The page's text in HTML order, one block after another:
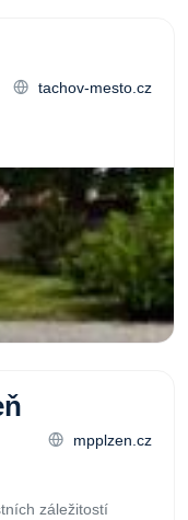
tachov-mesto.cz
mpplzen.cz
záležitostí